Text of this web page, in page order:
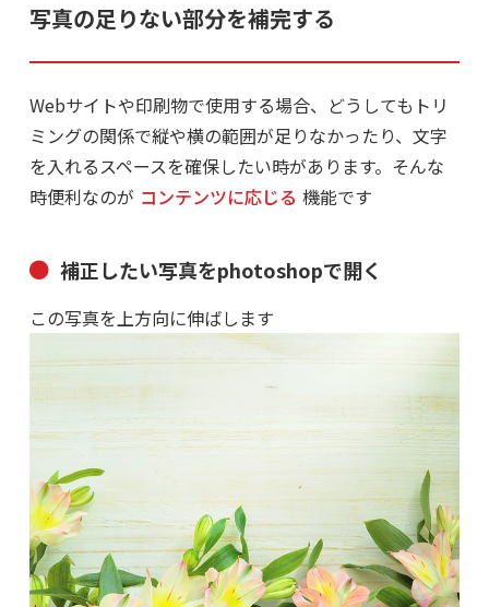
写真の足りない部分を補完する
Webサイトや印刷物で使用する場合、どうしてもトリ
ミングの関係で縦や横の範囲が足りなかったり、文字
を入れるスペースを確保したい時があります。そんな
時便利なのが コンテンツに応じる 機能です
補正したい写真をphotoshopで開く
この写真を上方向に伸ばします